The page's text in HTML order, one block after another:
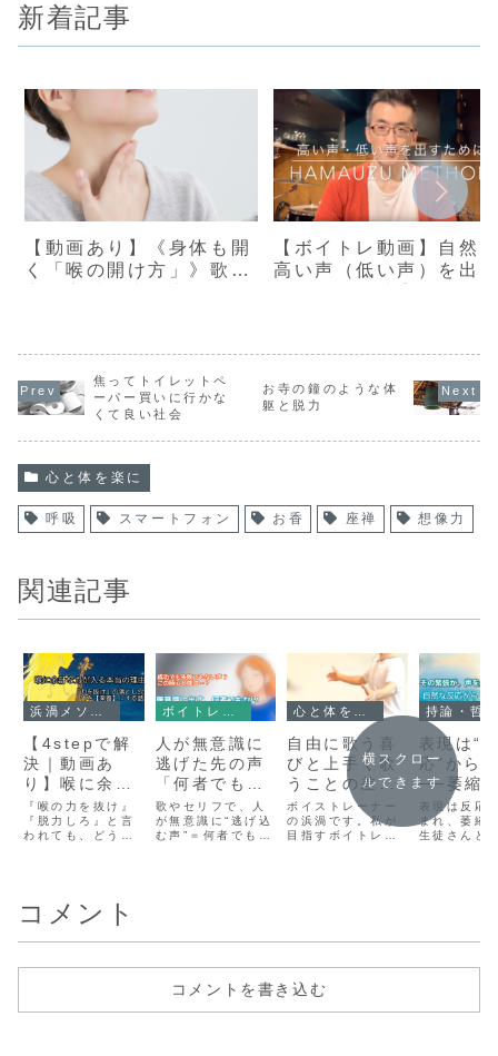
新着記事
【動画あり】《身体も開
く「喉の開け方」》歌唱
【ボイトレ動画】自然
高い声（低い声）を出
焦ってトイレットペ
ーパー買いに行かな
くて良い社会
お寺の鐘のような体
躯と脱力
心と体を楽に
呼吸 スマートフォン お香 座禅 想像力
関連記事
浜渦メソッドについて
【4stepで解
決｜動画あ
り】喉に余計
な力が入る本
当の理由〜
『力を抜け』
にする話〜
『喉の力を抜け』
『脱力しろ』と言
われても、どうす
器のように使う
『体の楽器化』
に声を出すコツを
ボイトレメソッド&練習法
人が無意識に
逃げた先の声
「何者でもな
い声」からの
脱却
歌やセリフで、人
が無意識に“逃げ込
む声”＝何者でもな
心と体を楽に
自由に歌う喜
びと上手く歌
うことの差
「ボイストレ
ーナーとして
皆さんにお伝
ボイストレーナー
の浜渦です。私が
目指すボイトレ
を自分の力で育て
て行く喜びを知っ
ていただくこと。
持論・哲
表現は“
応”から
──萎縮
は“敵”、
ら生徒を
に萎縮さ
表現は反応
まれ、萎縮
生徒さんと
横スクロー
ルできます
コメント
コメントを書き込む